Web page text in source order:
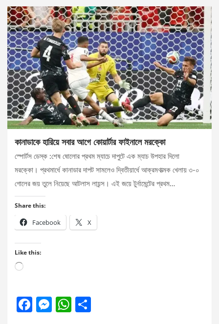
কানাডাকে হারিয়ে সবার আগে কোয়ার্টার ফাইনালে মরক্কো
স্পোর্টস ডেস্ক :শেষ ষোলোর প্রথম ম্যাচে দাপুটে এক ম্যাচ উপহার দিলো
মরক্কো। প্রথমার্ধে কানাডার দাপট সামলেও দ্বিতীয়ার্ধে আক্রমণাত্মক খেলায় ৩-০
গোলের জয় তুলে নিয়েছে আটলাস লায়ন্স। এই জয়ে টুর্নামেন্টের প্রথম…
Share this:
Facebook X
Like this:
Loading…
F
M W